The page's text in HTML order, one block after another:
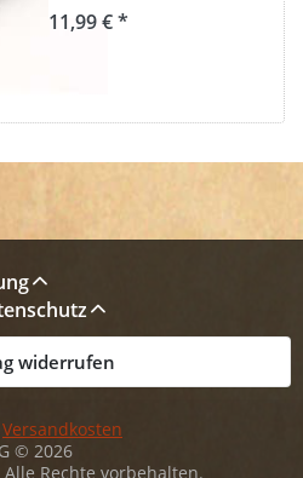
11,99 € *
widerrufen
Versandkosten
© 2026
Rechte vorbehalten.